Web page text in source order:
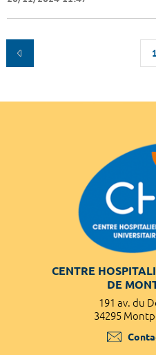
1
CENTRE
DE
191 av. du
34295